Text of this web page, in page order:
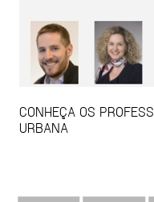
CONHEÇA OS
URBANA